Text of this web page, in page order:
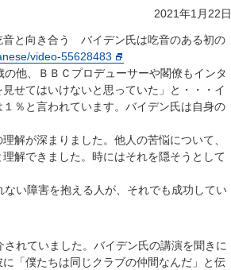
2021年1月22日
と向き合う バイデン氏は吃音のある初の
video-55628483
他、ＢＢＣプロデューサーや閣僚もインタ
せてはいけないと思っていた」と・・・イ
％と言われています。バイデン氏は自身の
解が深まりました。他人の苦悩について、
解できました。時にはそれを隠そうとして
い障害を抱える人が、それでも成功してい
れていました。バイデン氏の講演を聞きに
「僕たちは同じクラブの仲間なんだ」と伝